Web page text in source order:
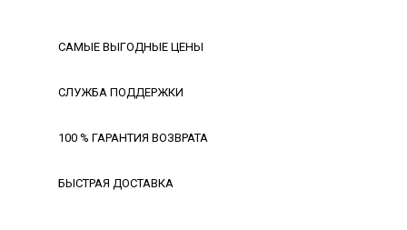
САМЫЕ ВЫГОДНЫЕ ЦЕНЫ
СЛУЖБА ПОДДЕРЖКИ
100 % ГАРАНТИЯ ВОЗВРАТА
БЫСТРАЯ ДОСТАВКА